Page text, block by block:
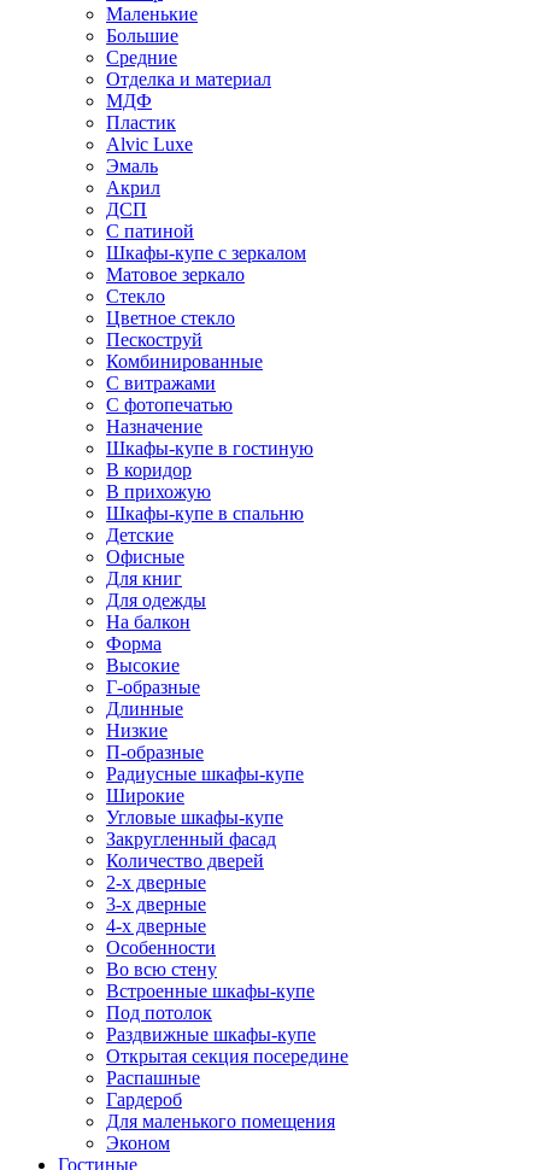
Маленькие
Большие
Средние
Отделка и материал
МДФ
Пластик
Alvic Luxe
Эмаль
Акрил
ДСП
С патиной
Шкафы-купе с зеркалом
Матовое зеркало
Стекло
Цветное стекло
Пескоструй
Комбинированные
С витражами
С фотопечатью
Назначение
Шкафы-купе в гостиную
В коридор
В прихожую
Шкафы-купе в спальню
Детские
Офисные
Для книг
Для одежды
На балкон
Форма
Высокие
Г-образные
Длинные
Низкие
П-образные
Радиусные шкафы-купе
Широкие
Угловые шкафы-купе
Закругленный фасад
Количество дверей
2-х дверные
3-х дверные
4-х дверные
Особенности
Во всю стену
Встроенные шкафы-купе
Под потолок
Раздвижные шкафы-купе
Открытая секция посередине
Распашные
Гардероб
Для маленького помещения
Эконом
Гостиные